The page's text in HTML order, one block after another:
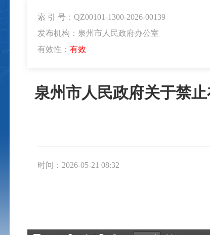
索 引 号：QZ00101-1300-2026-00139
发布机构：泉州市人民政府办公室
有效性： 有效
泉州市人民政府关于禁
时间：2026-05-21 08:32